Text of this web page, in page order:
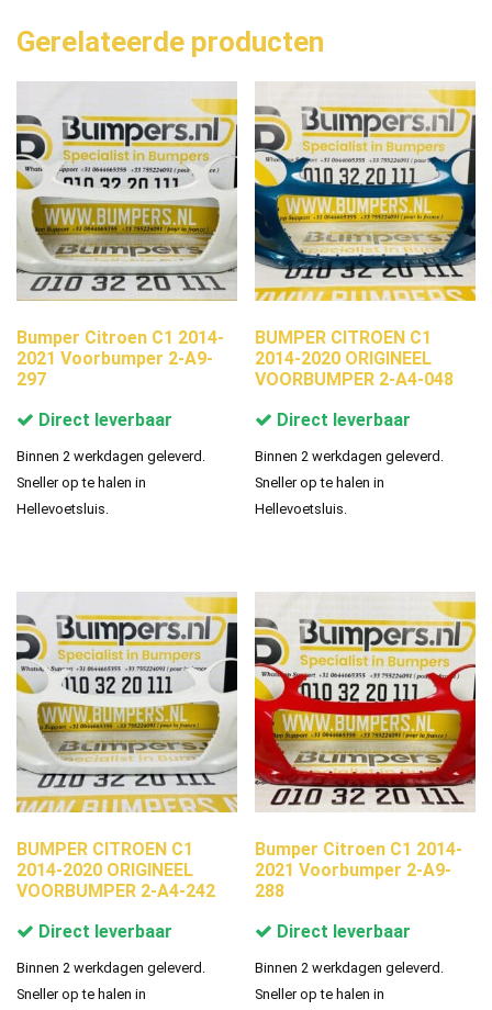
Gerelateerde producten
Bumper Citroen C1 2014-
2021 Voorbumper 2-A9-
297
Direct leverbaar
Binnen 2 werkdagen geleverd.
Sneller op te halen in
Hellevoetsluis.
BUMPER CITROEN C1
2014-2020 ORIGINEEL
VOORBUMPER 2-A4-048
Direct leverbaar
Binnen 2 werkdagen geleverd.
Sneller op te halen in
Hellevoetsluis.
BUMPER CITROEN C1
2014-2020 ORIGINEEL
VOORBUMPER 2-A4-242
Direct leverbaar
Binnen 2 werkdagen geleverd.
Sneller op te halen in
Bumper Citroen C1 2014-
2021 Voorbumper 2-A9-
288
Direct leverbaar
Binnen 2 werkdagen geleverd.
Sneller op te halen in